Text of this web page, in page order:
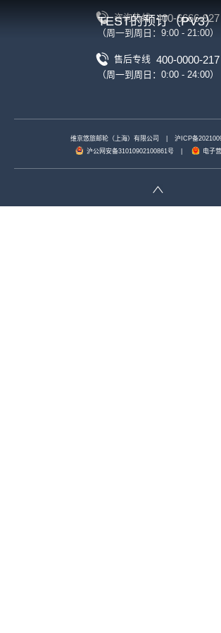
TEST的预订（PV3）
咨询热线 400-6666-927
（周一到周日：9:00 - 21:00）
售后专线 400-0000-217
（周一到周日：0:00 - 24:00）
维京悠旅邮轮（上海）有限公司
沪ICP备
沪公网安备31010902100861号
电子